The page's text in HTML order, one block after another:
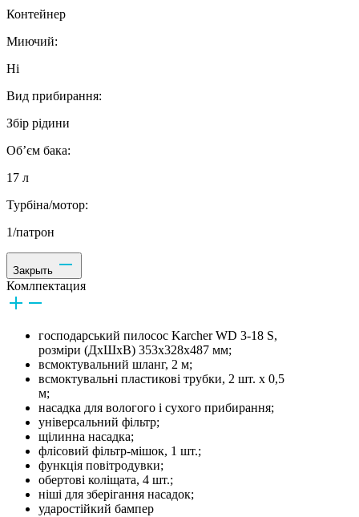
Контейнер
Миючий:
Ні
Вид прибирання:
Збір рідини
Об’єм бака:
17 л
Турбіна/мотор:
1/патрон
Закрыть
Комлпектация
господарський пилосос Karcher WD 3-18 S,
розміри (ДхШхВ) 353x328x487 мм;
всмоктувальний шланг, 2 м;
всмоктувальні пластикові трубки, 2 шт. х 0,5
м;
насадка для вологого і сухого прибирання;
універсальний фільтр;
щілинна насадка;
флісовий фільтр-мішок, 1 шт.;
функція повітродувки;
обертові коліщата, 4 шт.;
ніші для зберігання насадок;
ударостійкий бампер